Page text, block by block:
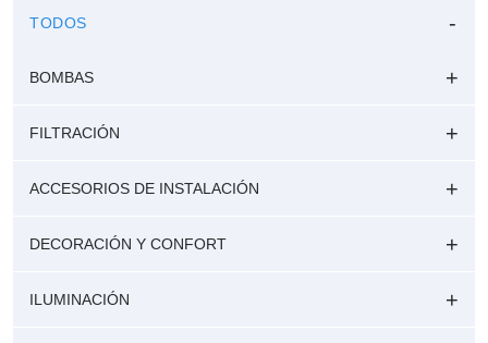
TODOS
BOMBAS
FILTRACIÓN
ACCESORIOS DE INSTALACIÓN
DECORACIÓN Y CONFORT
ILUMINACIÓN